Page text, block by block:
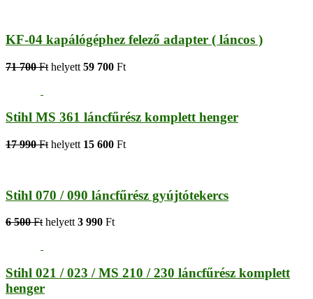
KF-04 kapálógéphez felező adapter ( láncos )
71 700 Ft helyett 59 700 Ft
Stihl MS 361 láncfűrész komplett henger
17 990 Ft helyett 15 600 Ft
Stihl 070 / 090 láncfűrész gyújtótekercs
6 500 Fthelyett3 990 Ft
Stihl 021 / 023 / MS 210 / 230 láncfűrész komplett
henger